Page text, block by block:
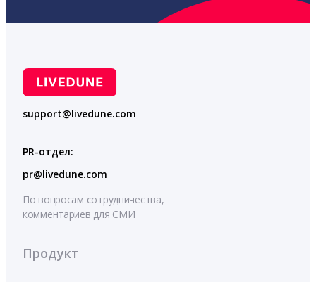
support@livedune.com
PR-отдел:
pr@livedune.com
По вопросам сотрудничества,
комментариев для СМИ
Продукт